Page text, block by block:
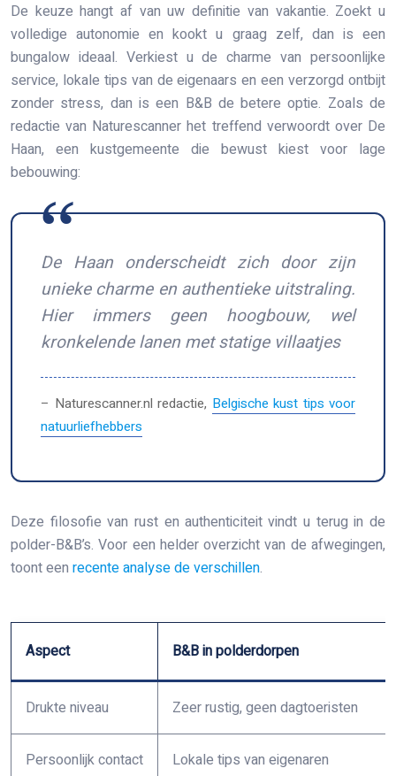
De keuze hangt af van uw definitie van vakantie. Zoekt u
volledige autonomie en kookt u graag zelf, dan is een
bungalow ideaal. Verkiest u de charme van persoonlijke
service, lokale tips van de eigenaars en een verzorgd ontbijt
zonder stress, dan is een B&B de betere optie. Zoals de
redactie van Naturescanner het treffend verwoordt over De
Haan, een kustgemeente die bewust kiest voor lage
bebouwing:
De Haan onderscheidt zich door zijn
unieke charme en authentieke uitstraling.
Hier immers geen hoogbouw, wel
kronkelende lanen met statige villaatjes
– Naturescanner.nl redactie, Belgische kust tips voor
natuurliefhebbers
Deze filosofie van rust en authenticiteit vindt u terug in de
polder-B&B’s. Voor een helder overzicht van de afwegingen,
toont een recente analyse de verschillen.
Aspect B&B in polderdorpen
Drukte niveau Zeer rustig, geen dagtoeristen
Persoonlijk contact Lokale tips van eigenaren